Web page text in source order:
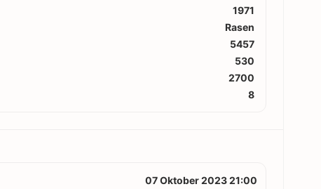
1971
Rasen
5457
530
2700
8
07 Oktober 2023 21:00